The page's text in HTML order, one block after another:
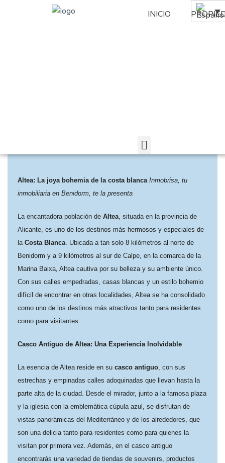
INICIO
Altea: La joya bohemia de la costablanca Inmobrisa, tu
inmobiliaria en Benidorm, te la presenta
La encantadora población de Altea, situada en la provincia de
Alicante, es uno de los destinos más hermosos y especiales de
la Costa Blanca. Ubicada a tan solo 8 kilómetros al norte de
Benidorm y a 9 kilómetros al sur de Calpe, en la comarca de la
Marina Baixa, Altea cautiva por su belleza y su ambiente único.
Con sus calles empedradas, casas blancas y un estilo bohemio
difícil de encontrar en otras localidades, Altea se ha consolidado
como uno de los destinos más atractivos tanto para residentes
como para visitantes.
Casco Antiguo de Altea: Una Experiencia Inolvidable
La esencia de Altea reside en su casco antiguo, con sus
estrechas y empinadas calles adoquinadas que llevan hasta la
parte alta de la ciudad. Desde el mirador, junto a la famosa plaza
y la iglesia con la emblemática cúpula azul, se disfrutan de
vistas panorámicas del Mediterráneo y de los alrededores, que
son una delicia tanto para residentes como para quienes la
visitan por primera vez. Además, en el casco antiguo
encontrarás una variedad de tiendas de souvenirs, productos